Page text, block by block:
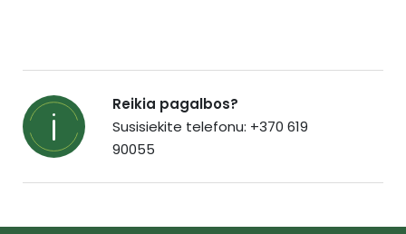
Reikia pagalbos?
Susisiekite telefonu: +370 619
90055